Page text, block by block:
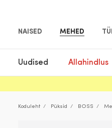
NAISED MEHED
Uudised Allahindlus
Koduleht Püksid BOSS